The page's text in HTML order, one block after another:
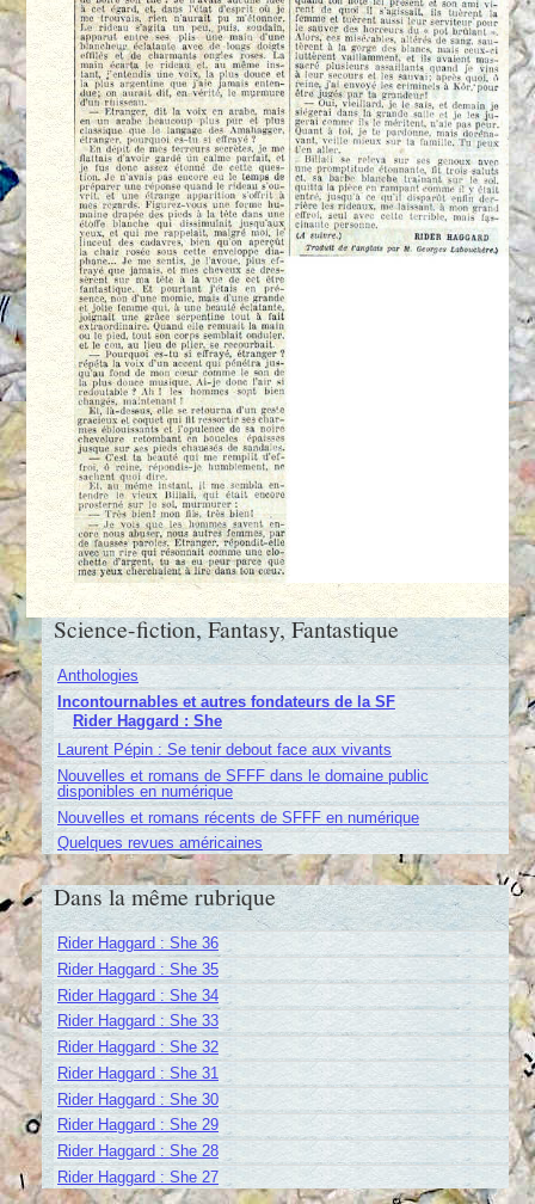
Science-fiction, Fantasy, Fantastique
Anthologies
Incontournables et autres fondateurs de la SF
Rider Haggard : She
Laurent Pépin : Se tenir debout face aux vivants
Nouvelles et romans de SFFF dans le domaine public
disponibles en numérique
Nouvelles et romans récents de SFFF en numérique
Quelques revues américaines
Dans la même rubrique
Rider Haggard : She 36
Rider Haggard : She 35
Rider Haggard : She 34
Rider Haggard : She 33
Rider Haggard : She 32
Rider Haggard : She 31
Rider Haggard : She 30
Rider Haggard : She 29
Rider Haggard : She 28
Rider Haggard : She 27